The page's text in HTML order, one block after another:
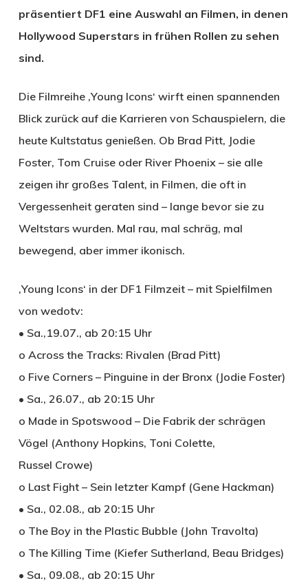
präsentiert DF1 eine Auswahl an Filmen, in denen
Hollywood Superstars in frühen Rollen zu sehen
sind.
Die Filmreihe ‚Young Icons‘ wirft einen spannenden
Blick zurück auf die Karrieren von Schauspielern, die
heute Kultstatus genießen. Ob Brad Pitt, Jodie
Foster, Tom Cruise oder River Phoenix – sie alle
zeigen ihr großes Talent, in Filmen, die oft in
Vergessenheit geraten sind – lange bevor sie zu
Weltstars wurden. Mal rau, mal schräg, mal
bewegend, aber immer ikonisch.
‚Young Icons‘ in der DF1 Filmzeit – mit Spielfilmen
von wedotv:
• Sa.,19.07., ab 20:15 Uhr
o Across the Tracks: Rivalen (Brad Pitt)
o Five Corners – Pinguine in der Bronx (Jodie Foster)
• Sa., 26.07., ab 20:15 Uhr
o Made in Spotswood – Die Fabrik der schrägen
Vögel (Anthony Hopkins, Toni Colette,
Russel Crowe)
o Last Fight – Sein letzter Kampf (Gene Hackman)
• Sa., 02.08., ab 20:15 Uhr
o The Boy in the Plastic Bubble (John Travolta)
o The Killing Time (Kiefer Sutherland, Beau Bridges)
• Sa., 09.08., ab 20:15 Uhr